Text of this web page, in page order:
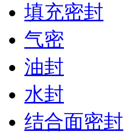
填充密封
气密
油封
水封
结合面密封